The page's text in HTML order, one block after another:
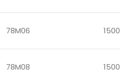
78M06 1500
78M08 1500